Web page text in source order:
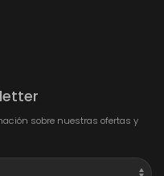
sobre nuestras ofertas y